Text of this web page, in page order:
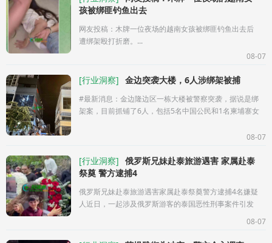
孩被绑匪钓鱼出去
网友投稿：木牌一位夜场的越南女孩被绑匪钓鱼出去后
遭绑架殴打折磨。...
08-07
[行业洞察] 金边突袭大楼，6人涉绑架被捕
#最新消息：金边隆边区一栋大楼被警察突袭，据说是绑
架案，目前抓铺了6人，包括5名中国公民和1名柬埔寨女
08-07
[行业洞察] 俄罗斯兄妹赴泰旅游遇害 家属赴泰
祭奠 警方逮捕4
俄罗斯兄妹赴泰旅游遇害家属赴泰祭奠警方逮捕4名嫌疑
人近日，一起涉及俄罗斯游客的泰国恶性刑事案件引发
08-07